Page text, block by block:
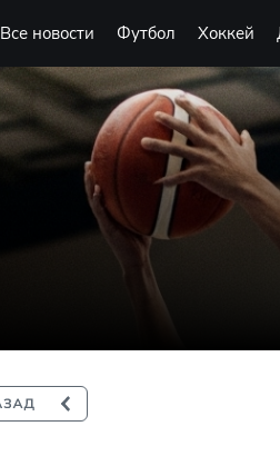
Все новости Футбол Хоккей